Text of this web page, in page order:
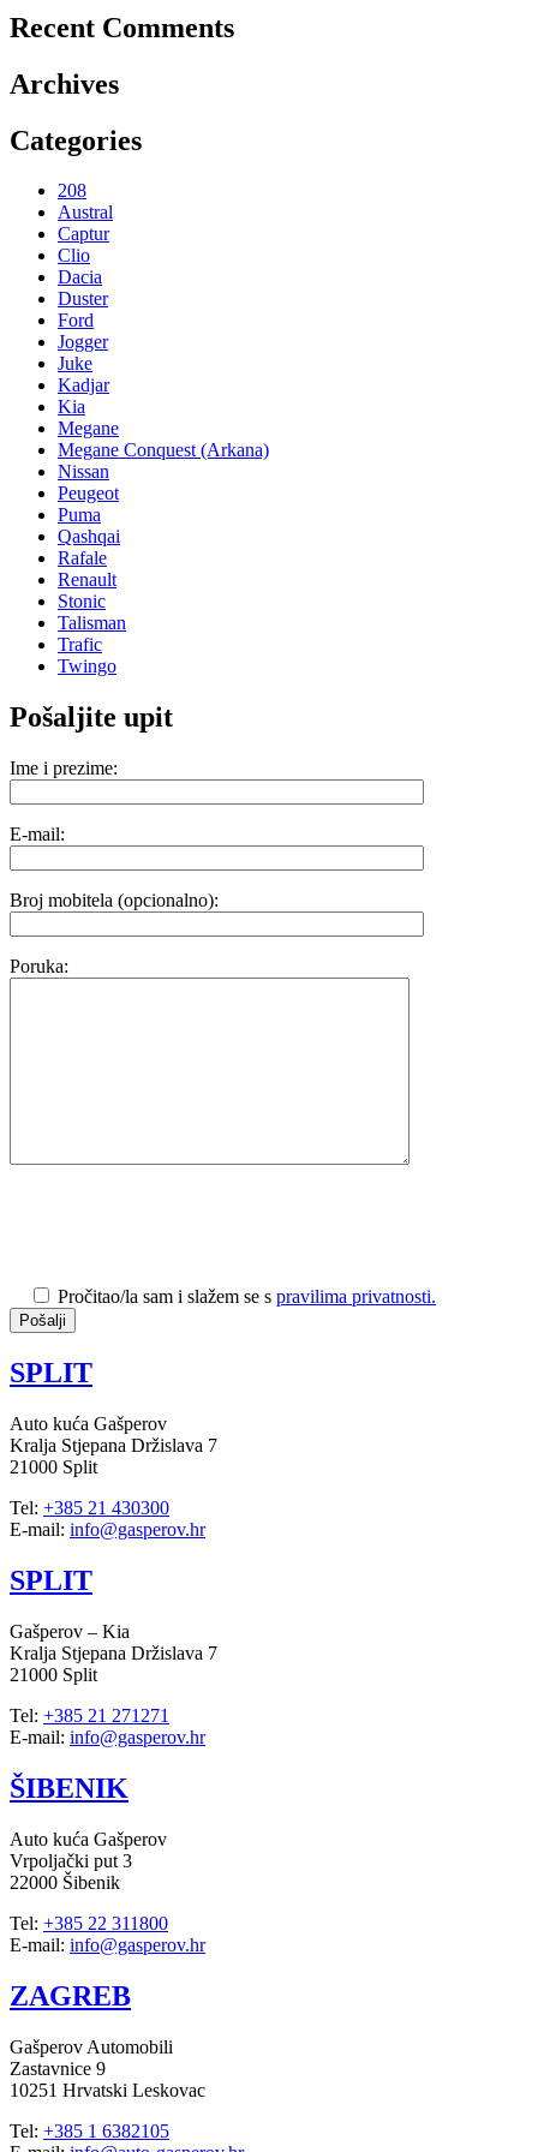
Recent Comments
Archives
Categories
208
Austral
Captur
Clio
Dacia
Duster
Ford
Jogger
Juke
Kadjar
Kia
Megane
Megane Conquest (Arkana)
Nissan
Peugeot
Puma
Qashqai
Rafale
Renault
Stonic
Talisman
Trafic
Twingo
Pošaljite upit
Ime i prezime:
E-mail:
Broj mobitela (opcionalno):
Poruka:
Pročitao/la sam i slažem se s pravilima privatnosti.
SPLIT
Auto kuća Gašperov
Kralja Stjepana Držislava 7
21000 Split
Tel: +385 21 430300
E-mail: info@gasperov.hr
SPLIT
Gašperov – Kia
Kralja Stjepana Držislava 7
21000 Split
Tel: +385 21 271271
E-mail: info@gasperov.hr
ŠIBENIK
Auto kuća Gašperov
Vrpoljački put 3
22000 Šibenik
Tel: +385 22 311800
E-mail: info@gasperov.hr
ZAGREB
Gašperov Automobili
Zastavnice 9
10251 Hrvatski Leskovac
Tel: +385 1 6382105